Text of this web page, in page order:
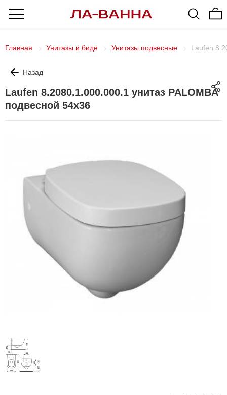
Главная Унитазы и биде Унитазы подвесные Laufen
Назад
Laufen 8.2080.1.000.000.1 унитаз PALOMBA
подвесной 54х36